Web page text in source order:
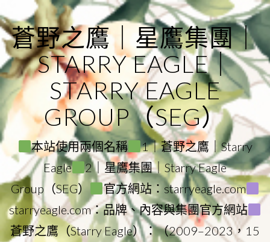
to
content
蒼野之鷹｜星鷹集團｜
STARRY EAGLE｜
STARRY EAGLE
GROUP（SEG）
本站使用兩個名稱
1｜蒼野之鷹｜Starry
Eagle
2｜星鷹集團｜Starry Eagle
Group（SEG）
官方網站：starryeagle.com
starryeagle.com：品牌、內容與集團官方網站
蒼野之鷹（Starry Eagle）：（2009–2023，15